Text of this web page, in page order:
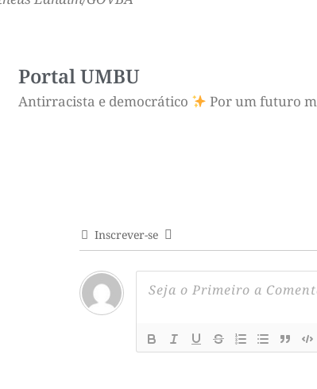
Portal UMBU
Antirracista e democrático Por um futuro
Inscrever-se